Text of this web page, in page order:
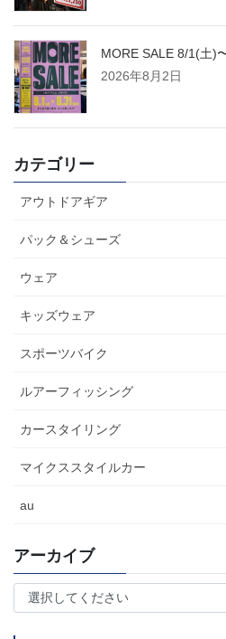
MORE SALE 8/1(土)
2026年8月2日
カテゴリー
アウトドアギア
パック＆シューズ
ウェア
キッズウェア
スポーツバイク
ルアーフィッシング
カースタイリング
マイクススタイルカー
au
アーカイブ